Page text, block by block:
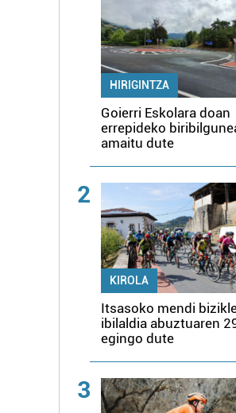
HIRIGINTZA
Goierri Eskolara doan
errepideko
amaitu dute
2
KIROLA
Itsasoko mendi
ibilaldia abuztuaren
egingo dute
3